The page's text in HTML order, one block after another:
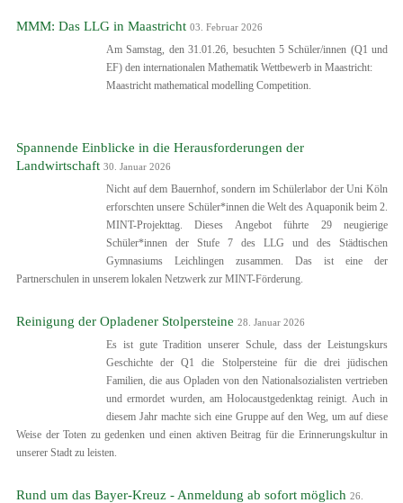
MMM: Das LLG in Maastricht 03. Februar 2026
Am Samstag, den 31.01.26, besuchten 5 Schüler/innen (Q1 und
EF) den internationalen Mathematik Wettbewerb in Maastricht:
Maastricht mathematical modelling Competition.
Spannende Einblicke in die Herausforderungen der
Landwirtschaft 30. Januar 2026
Nicht auf dem Bauernhof, sondern im Schülerlabor der Uni Köln
erforschten unsere Schüler*innen die Welt des Aquaponik beim 2.
MINT-Projekttag. Dieses Angebot führte 29 neugierige
Schüler*innen der Stufe 7 des LLG und des Städtischen
Gymnasiums Leichlingen zusammen. Das ist eine der
Partnerschulen in unserem lokalen Netzwerk zur MINT-Förderung.
Reinigung der Opladener Stolpersteine 28. Januar 2026
Es ist gute Tradition unserer Schule, dass der Leistungskurs
Geschichte der Q1 die Stolpersteine für die drei jüdischen
Familien, die aus Opladen von den Nationalsozialisten vertrieben
und ermordet wurden, am Holocaustgedenktag reinigt. Auch in
diesem Jahr machte sich eine Gruppe auf den Weg, um auf diese
Weise der Toten zu gedenken und einen aktiven Beitrag für die Erinnerungskultur in
unserer Stadt zu leisten.
Rund um das Bayer-Kreuz - Anmeldung ab sofort möglich 26.